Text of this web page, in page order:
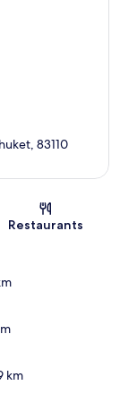
83110
Restaurants
km